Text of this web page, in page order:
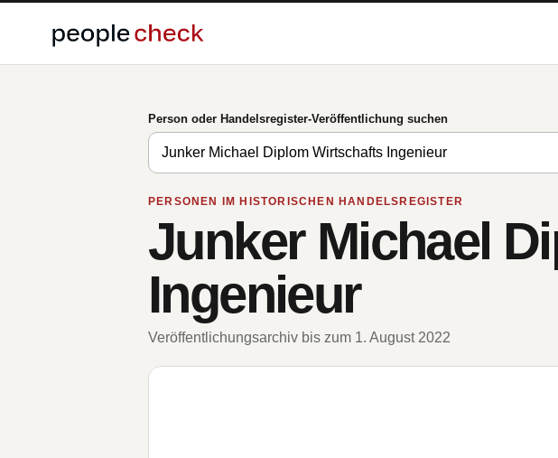
Person oder Handelsregister-Veröffentlichung suchen
PERSONEN IM HISTORISCHEN HANDELSREGISTER
Junker Michael
Ingenieur
Veröffentlichungsarchiv bis zum 1. August 2022